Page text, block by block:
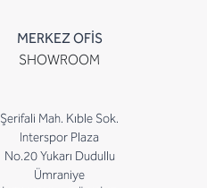
MERKEZ OFİS
SHOWROOM
Şerifali Mah. Kıble Sok.
Interspor Plaza
No.20 Yukarı Dudullu
Ümraniye